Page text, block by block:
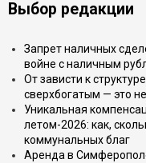
Выбор редакции
Запрет наличных
войне с наличным
От зависти к
сверхбогатым — это
Уникальная
летом-2026: как,
коммунальных благ
Аренда в